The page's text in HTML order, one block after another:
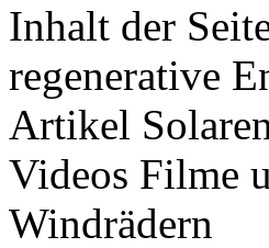
Inhalt der
regenerative
Artikel
Videos Filme
Windrädern